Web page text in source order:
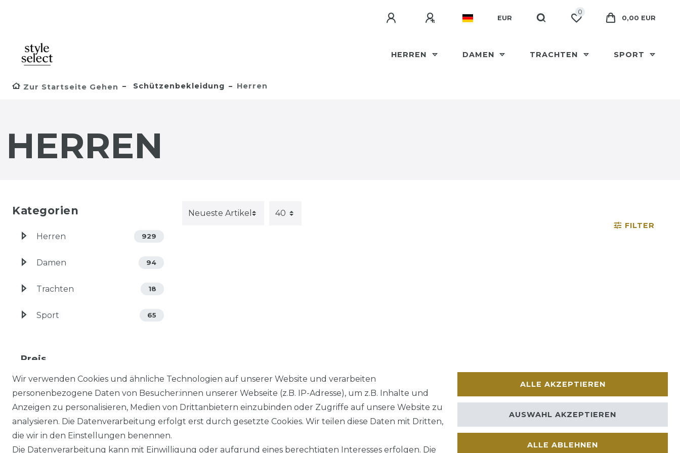
EUR
0
0,00 EUR
HERREN DAMEN TRACHTEN SPORT
Zur Startseite Gehen Schützenbekleidung Herren
HERREN
Kategorien
Herren 929
Damen 94
Trachten 18
Sport 65
Preis
FILTER
Wir verwenden Cookies und ähnliche Technologien auf unserer Website und verarbeiten
personenbezogene Daten von Besucher:innen unserer Webseite (z.B. IP-Adresse), um z.B. Inhalte und
Anzeigen zu personalisieren, Medien von Drittanbietern einzubinden oder Zugriffe auf unsere Website zu
analysieren. Die Datenverarbeitung erfolgt erst durch gesetzte Cookies. Wir teilen diese Daten mit Dritten,
die wir in den Einstellungen benennen.
Die Datenverarbeitung kann mit Einwilligung oder aufgrund eines berechtigten Interesses erfolgen. Die
ALLE AKZEPTIEREN
ALLE ABLEHNEN
AUSWAHL AKZEPTIEREN